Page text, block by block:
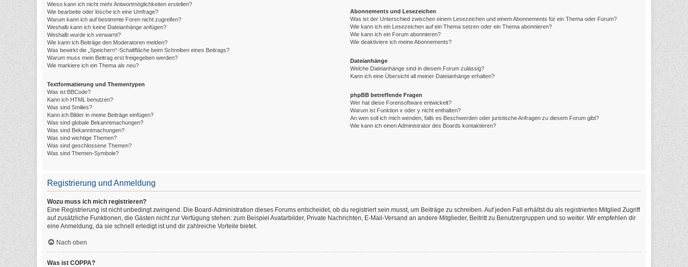
Wieso kann ich nicht mehr Antwortmöglichkeiten erstellen?
Wie bearbeite oder lösche ich eine Umfrage?
Warum kann ich auf bestimmte Foren nicht zugreifen?
Weshalb kann ich keine Dateianhänge anfügen?
Weshalb wurde ich verwarnt?
Wie kann ich Beiträge den Moderatoren melden?
Was bewirkt die „Speichern“-Schaltfläche beim Schreiben eines Beitrags?
Warum muss mein Beitrag erst freigegeben werden?
Wie markiere ich ein Thema als neu?
Textformatierung und Thementypen
Was ist BBCode?
Kann ich HTML benutzen?
Was sind Smilies?
Kann ich Bilder in meine Beiträge einfügen?
Was sind globale Bekanntmachungen?
Was sind Bekanntmachungen?
Was sind wichtige Themen?
Was sind geschlossene Themen?
Was sind Themen-Symbole?
Abonnements und Lesezeichen
Was ist der Unterschied zwischen einem Lesezeichen und einem Abonnements für ein Thema oder Forum?
Wie kann ich ein Lesezeichen auf ein Thema setzen oder ein Thema abonnieren?
Wie kann ich ein Forum abonnieren?
Wie deaktiviere ich meine Abonnements?
Dateianhänge
Welche Dateianhänge sind in diesem Forum zulässig?
Kann ich eine Übersicht all meiner Dateianhänge erhalten?
phpBB betreffende Fragen
Wer hat diese Forensoftware entwickelt?
Warum ist Funktion x oder y nicht enthalten?
An wen soll ich mich wenden, falls es Beschwerden oder juristische Anfragen zu diesem Forum gibt?
Wie kann ich einen Administrator des Boards kontaktieren?
Registrierung und Anmeldung
Wozu muss ich mich registrieren?
Eine Registrierung ist nicht unbedingt zwingend. Die Board-Administration dieses Forums entscheidet, ob du registriert sein musst, um Beiträge zu schreiben. Auf jeden Fall erhältst du als registriertes Mitglied Zugriff
auf zusätzliche Funktionen, die Gästen nicht zur Verfügung stehen: zum Beispiel Avatarbilder, Private Nachrichten, E-Mail-Versand an andere Mitglieder, Beitritt zu Benutzergruppen und so weiter. Wir empfehlen dir
eine Anmeldung, da sie schnell erledigt ist und dir zahlreiche Vorteile bietet.
Nach oben
Was ist COPPA?